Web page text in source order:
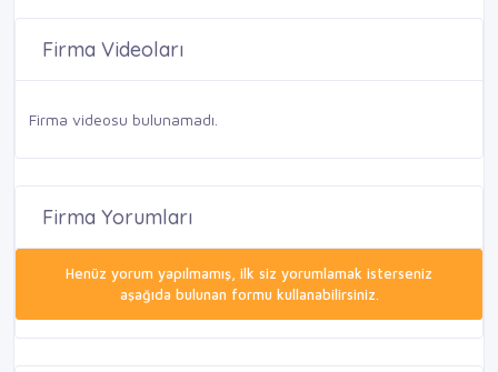
Firma Videoları
Firma videosu bulunamadı.
Firma Yorumları
Henüz yorum yapılmamış, ilk siz yorumlamak isterseniz
aşağıda bulunan formu kullanabilirsiniz.